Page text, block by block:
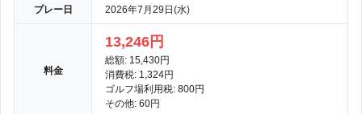
プレー日 2026年7月29日(水)
料金
13,246円
総額: 15,430円
消費税: 1,324円
ゴルフ場利用税: 800円
その他: 60円